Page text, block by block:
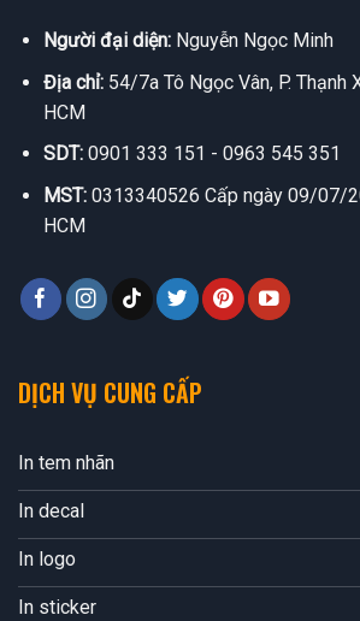
Người đại diện:Nguyễn Ngọc Minh
Địa chỉ:54/7a Tô Ngọc Vân, P. Thạnh
HCM
SDT:0901 333 151 - 0963 545 351
MST:0313340526 Cấp ngày 09/07/
HCM
DỊCH VỤ CUNG CẤP
In tem nhãn
In decal
In logo
In sticker